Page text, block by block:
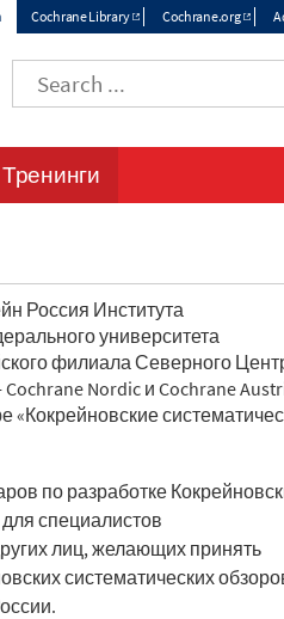
Top
menu
Cochrane Library Cochrane.org
Россия Института
университета
филиала Северного
Nordic и Cochrane
по разработке
специалистов
лиц, желающих принять
систематических
Тренинги